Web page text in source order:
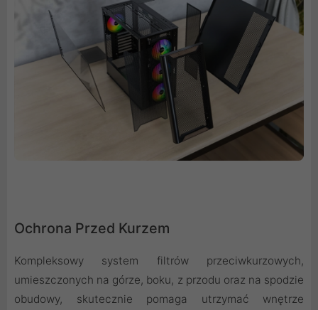
Ochrona Przed Kurzem
Kompleksowy system filtrów przeciwkurzowych,
umieszczonych na górze, boku, z przodu oraz na spodzie
obudowy, skutecznie pomaga utrzymać wnętrze